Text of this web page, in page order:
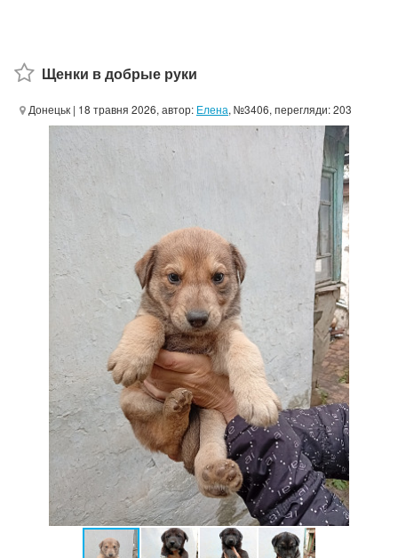
Щенки в добрые руки
Донецьк | 18 травня 2026, автор: Елена, №3406, перегляди: 203